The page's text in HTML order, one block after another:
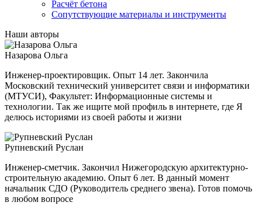
Расчёт бетона
Сопутствующие материалы и инструменты
Наши авторы
Назарова Ольга
Инженер-проектировщик. Опыт 14 лет. Закончила
Московский технический университет связи и информатики
(МТУСИ), Факультет: Информационные системы и
технологии. Так же ищите мой профиль в интернете, где Я
делюсь историями из своей работы и жизни
Рупневский Руслан
Инженер-сметчик. Закончил Нижегородскую архитектурно-
строительную академию. Опыт 6 лет. В данный момент
начальник СДО (Руководитель среднего звена). Готов помочь
в любом вопросе